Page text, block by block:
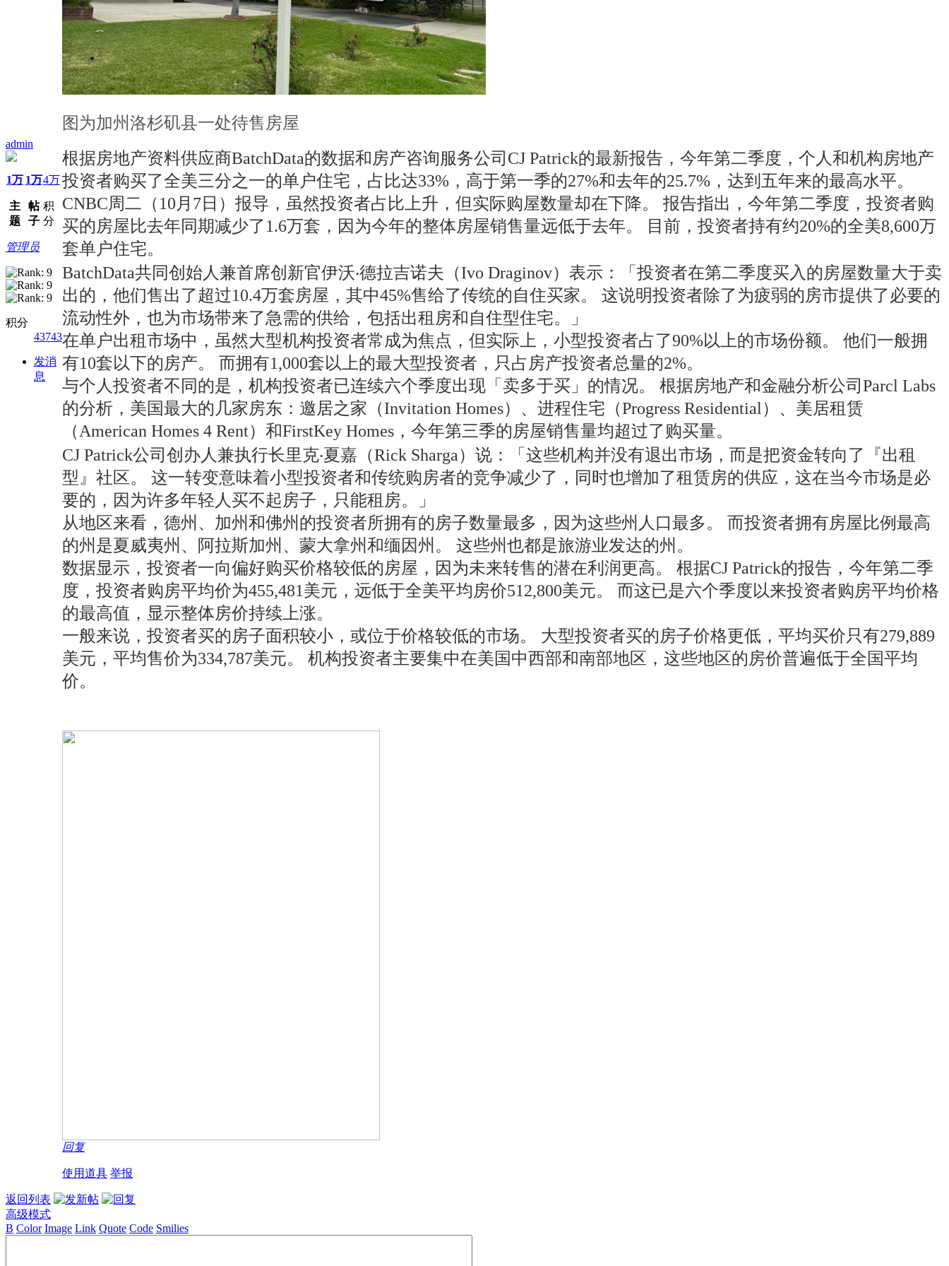
admin
1万
主
题
1万
帖
子
4万
积
分
管理员
积分
43743
发消
息
图为加州洛杉矶县一处待售房屋
根据房地产资料供应商BatchData的数据和房产咨询服务公司CJ Patrick的最新报告，今年第二季度，个人和机构房地产
投资者购买了全美三分之一的单户住宅，占比达33%，高于第一季的27%和去年的25.7%，达到五年来的最高水平。
CNBC周二（10月7日）报导，虽然投资者占比上升，但实际购屋数量却在下降。 报告指出，今年第二季度，投资者购
买的房屋比去年同期减少了1.6万套，因为今年的整体房屋销售量远低于去年。 目前，投资者持有约20%的全美8,600万
套单户住宅。
BatchData共同创始人兼首席创新官伊沃‧德拉吉诺夫（Ivo Draginov）表示：「投资者在第二季度买入的房屋数量大于卖
出的，他们售出了超过10.4万套房屋，其中45%售给了传统的自住买家。 这说明投资者除了为疲弱的房市提供了必要的
流动性外，也为市场带来了急需的供给，包括出租房和自住型住宅。」
在单户出租市场中，虽然大型机构投资者常成为焦点，但实际上，小型投资者占了90%以上的市场份额。 他们一般拥
有10套以下的房产。 而拥有1,000套以上的最大型投资者，只占房产投资者总量的2%。
与个人投资者不同的是，机构投资者已连续六个季度出现「卖多于买」的情况。 根据房地产和金融分析公司Parcl Labs
的分析，美国最大的几家房东：邀居之家（Invitation Homes）、进程住宅（Progress Residential）、美居租赁
（American Homes 4 Rent）和FirstKey Homes，今年第三季的房屋销售量均超过了购买量。
CJ Patrick公司创办人兼执行长里克‧夏嘉（Rick Sharga）说：「这些机构并没有退出市场，而是把资金转向了『出租
型』社区。 这一转变意味着小型投资者和传统购房者的竞争减少了，同时也增加了租赁房的供应，这在当今市场是必
要的，因为许多年轻人买不起房子，只能租房。」
从地区来看，德州、加州和佛州的投资者所拥有的房子数量最多，因为这些州人口最多。 而投资者拥有房屋比例最高
的州是夏威夷州、阿拉斯加州、蒙大拿州和缅因州。 这些州也都是旅游业发达的州。
数据显示，投资者一向偏好购买价格较低的房屋，因为未来转售的潜在利润更高。 根据CJ Patrick的报告，今年第二季
度，投资者购房平均价为455,481美元，远低于全美平均房价512,800美元。 而这已是六个季度以来投资者购房平均价格
的最高值，显示整体房价持续上涨。
一般来说，投资者买的房子面积较小，或位于价格较低的市场。 大型投资者买的房子价格更低，平均买价只有279,889
美元，平均售价为334,787美元。 机构投资者主要集中在美国中西部和南部地区，这些地区的房价普遍低于全国平均
价。
回复
使用道具 举报
返回列表
高级模式
B Color Image Link Quote Code Smilies